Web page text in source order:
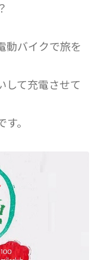
動バイクで旅を
して充電させて
。